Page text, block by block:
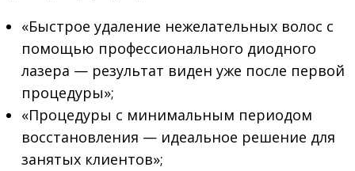
«Быстрое удаление нежелательных волос с
помощью профессионального диодного
лазера — результат виден уже после первой
процедуры»;
«Процедуры с минимальным периодом
восстановления — идеальное решение для
занятых клиентов»;